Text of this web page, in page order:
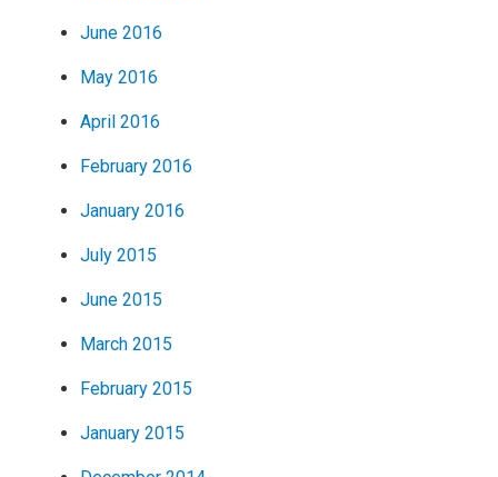
June 2016
May 2016
April 2016
February 2016
January 2016
July 2015
June 2015
March 2015
February 2015
January 2015